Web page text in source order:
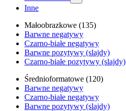
Inne
Małoobrazkowe (135)
Barwne negatywy
Czarno-białe negatywy
Barwne pozytywy (slajdy)
Czarno-białe pozytywy (slajdy)
Średnioformatowe (120)
Barwne negatywy
Czarno-białe negatywy
Barwne pozytywy (slajdy)